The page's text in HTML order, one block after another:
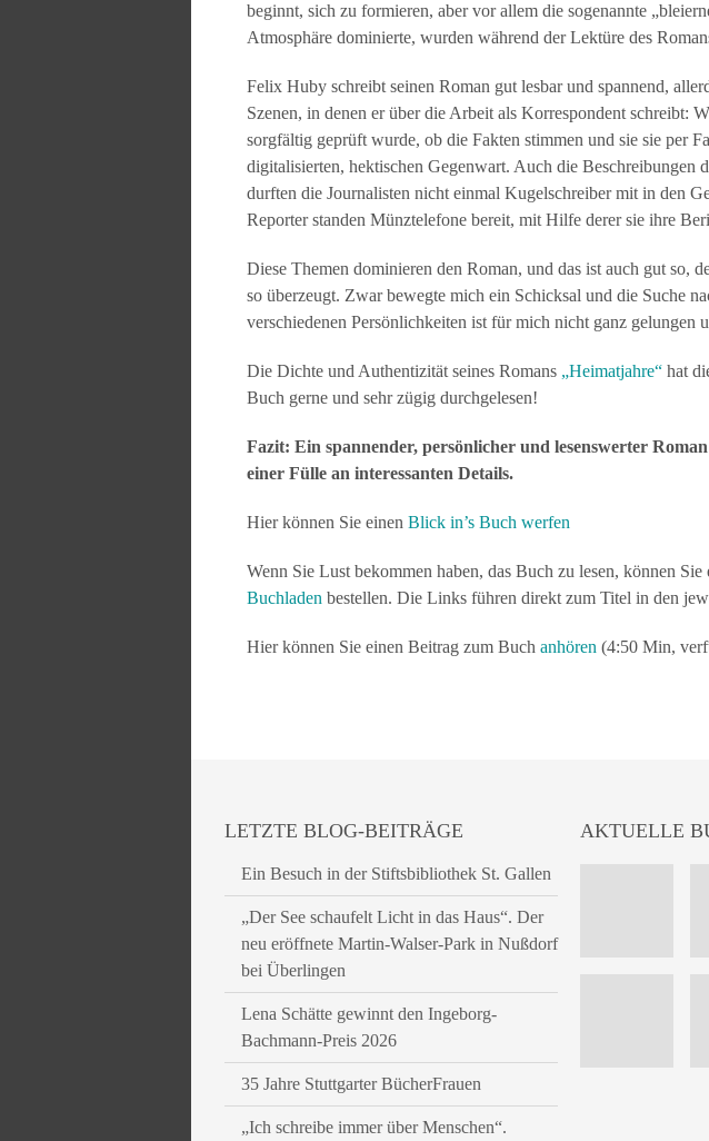
beginnt, sich zu formieren, aber vor allem die sogenannte
Atmosphäre dominierte, wurden während der Lektüre des
Felix Huby schreibt seinen Roman gut lesbar und spannend,
Szenen, in denen er über die Arbeit als Korrespondent schreibt:
sorgfältig geprüft wurde, ob die Fakten stimmen und sie sie per
digitalisierten, hektischen Gegenwart. Auch die Beschreibungen
durften die Journalisten nicht einmal Kugelschreiber mit in den
Reporter standen Münztelefone bereit, mit Hilfe derer sie ihre
Diese Themen dominieren den Roman, und das ist auch gut so,
so überzeugt. Zwar bewegte mich ein Schicksal und die Suche
verschiedenen Persönlichkeiten ist für mich nicht ganz gelungen
Die Dichte und Authentizität seines Romans „Heimatjahre“ hat
Buch gerne und sehr zügig durchgelesen!
Fazit: Ein spannender, persönlicher und lesenswerter
einer Fülle an interessanten Details.
Hier können Sie einen Blick in’s Buch werfen
Wenn Sie Lust bekommen haben, das Buch zu lesen, können
Buchladen bestellen. Die Links führen direkt zum Titel in den
Hier können Sie einen Beitrag zum Buch anhören (4:50 Min,
LETZTE BLOG-BEITRÄGE
Ein Besuch in der Stiftsbibliothek St. Gallen
„Der See schaufelt Licht in das Haus“. Der
neu eröffnete Martin-Walser-Park in Nußdorf
bei Überlingen
Lena Schätte gewinnt den Ingeborg-
Bachmann-Preis 2026
35 Jahre Stuttgarter BücherFrauen
„Ich schreibe immer über Menschen“.
AKTUELLE